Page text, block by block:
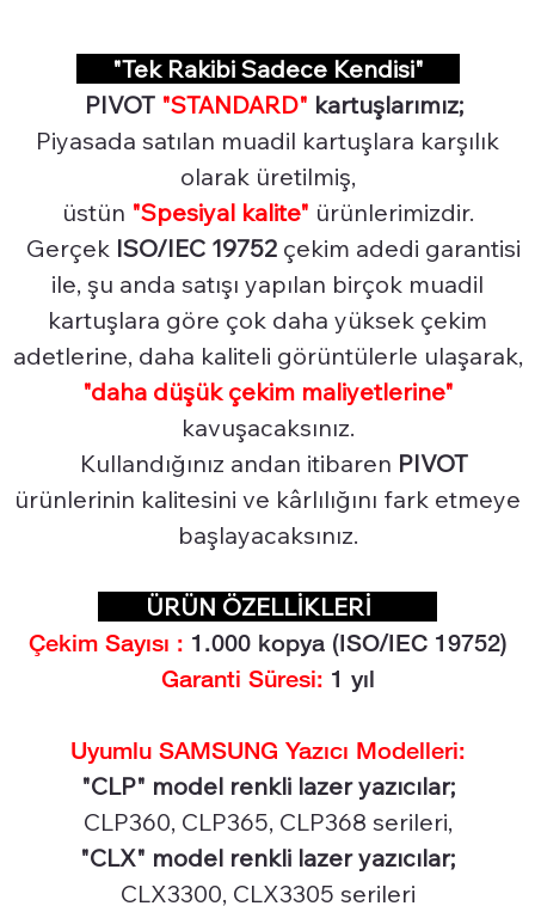
"Tek Rakibi Sadece Kendisi"
PIVOT "STANDARD" kartuşlarımız;
Piyasada satılan muadil kartuşlara karşılık
olarak üretilmiş,
üstün "Spesiyal kalite" ürünlerimizdir.
Gerçek ISO/IEC 19752 çekim adedi garantisi
ile, şu anda satışı yapılan birçok muadil
kartuşlara göre çok daha yüksek çekim
adetlerine, daha kaliteli görüntülerle ulaşarak,
"daha düşük çekim maliyetlerine"
kavuşacaksınız.
Kullandığınız andan itibaren PIVOT
ürünlerinin kalitesini ve kârlılığını fark etmeye
başlayacaksınız.
ÜRÜN ÖZELLİKLERİ
Çekim Sayısı : 1.000 kopya (ISO/IEC 19752)
Garanti Süresi: 1 yıl
Uyumlu SAMSUNG Yazıcı Modelleri:
"CLP" model renkli lazer yazıcılar;
CLP360, CLP365, CLP368 serileri,
"CLX" model renkli lazer yazıcılar;
CLX3300, CLX3305 serileri